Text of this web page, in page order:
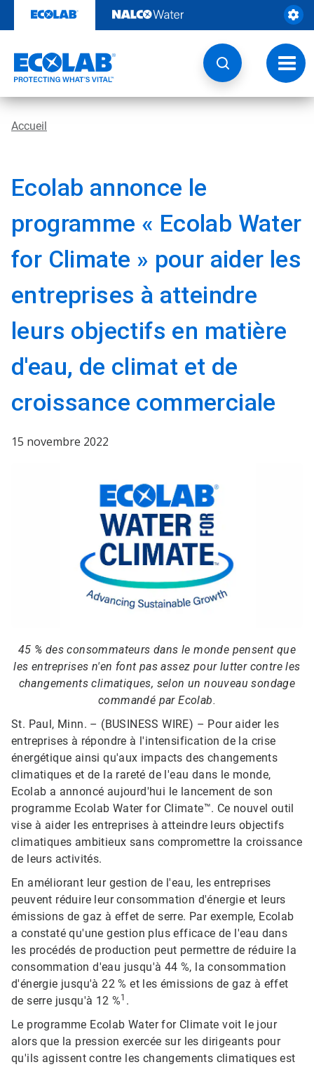
contenu​​​​​​​
à
Accueil
Ecolab annonce le
programme « Ecolab Water
for Climate » pour aider les
entreprises à atteindre
leurs objectifs en matière
d'eau, de climat et de
croissance commerciale
15 novembre 2022
45 % des consommateurs dans le monde pensent que
les entreprises n'en font pas assez pour lutter contre les
changements climatiques, selon un nouveau sondage
commandé par Ecolab.
St. Paul, Minn. – (BUSINESS WIRE) – Pour aider les
entreprises à répondre à l'intensification de la crise
énergétique ainsi qu'aux impacts des changements
climatiques et de la rareté de l'eau dans le monde,
Ecolab a annoncé aujourd'hui le lancement de son
programme Ecolab Water for Climate™. Ce nouvel outil
vise à aider les entreprises à atteindre leurs objectifs
climatiques ambitieux sans compromettre la croissance
de leurs activités.
En améliorant leur gestion de l'eau, les entreprises
peuvent réduire leur consommation d'énergie et leurs
émissions de gaz à effet de serre. Par exemple, Ecolab
a constaté qu'une gestion plus efficace de l'eau dans
les procédés de production peut permettre de réduire la
consommation d'eau jusqu'à 44 %, la consommation
d'énergie jusqu'à 22 % et les émissions de gaz à effet
de serre jusqu'à 12 %1 .
Le programme Ecolab Water for Climate voit le jour
alors que la pression exercée sur les dirigeants pour
qu'ils agissent contre les changements climatiques est